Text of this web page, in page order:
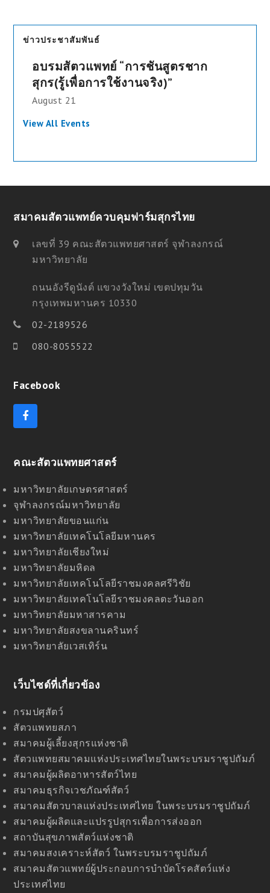
ข่าวประชาสัมพันธ์
อบรมสัตวแพทย์ “การชันสูตรชาก
สุกร(รู้เพื่อการใช้งานจริง)”
August 21
View All Events
สมาคมสัตวแพทย์ควบคุมฟาร์มสุกรไทย
เลขที่ 39 คณะสัตวแพทยศาสตร์ จุฬาลงกรณ์
มหาวิทยาลัย
ถนนอังรีดูนังต์ แขวงวังใหม่ เขตปทุมวัน
กรุงเทพมหานคร 10330
02-2189526
080-8055522
Facebook
F
a
b
o
k
คณะสัตวแพทยศาสตร์
มหาวิทยาลัยเกษตรศาสตร์
จุฬาลงกรณ์มหาวิทยาลัย
มหาวิทยาลัยขอนแก่น
มหาวิทยาลัยเทคโนโลยีมหานคร
มหาวิทยาลัยเชียงใหม่
มหาวิทยาลัยมหิดล
มหาวิทยาลัยเทคโนโลยีราชมงคลศรีวิชัย
มหาวิทยาลัยเทคโนโลยีราชมงคลตะวันออก
มหาวิทยาลัยมหาสารคาม
มหาวิทยาลัยสงขลานครินทร์
มหาวิทยาลัยเวสเทิร์น
เว็บไซด์ที่เกี่ยวข้อง
กรมปศุสัตว์
สัตวแพทยสภา
สมาคมผู้เลี้ยงสุกรแห่งชาติ
สัตวแพทยสมาคมแห่งประเทศไทยในพระบรมราชูปถัมภ์
สมาคมผู้ผลิตอาหารสัตว์ไทย
สมาคมธุรกิจเวชภัณฑ์สัตว์
สมาคมสัตวบาลแห่งประเทศไทย ในพระบรมราชูปถัมภ์
สมาคมผู้ผลิตและแปรรูปสุกรเพื่อการส่งออก
สถาบันสุขภาพสัตว์แห่งชาติ
สมาคมสงเคราะห์สัตว์ ในพระบรมราชูปถัมภ์
สมาคมสัตวแพทย์ผู้ประกอบการบำบัดโรคสัตว์แห่ง
ประเทศไทย